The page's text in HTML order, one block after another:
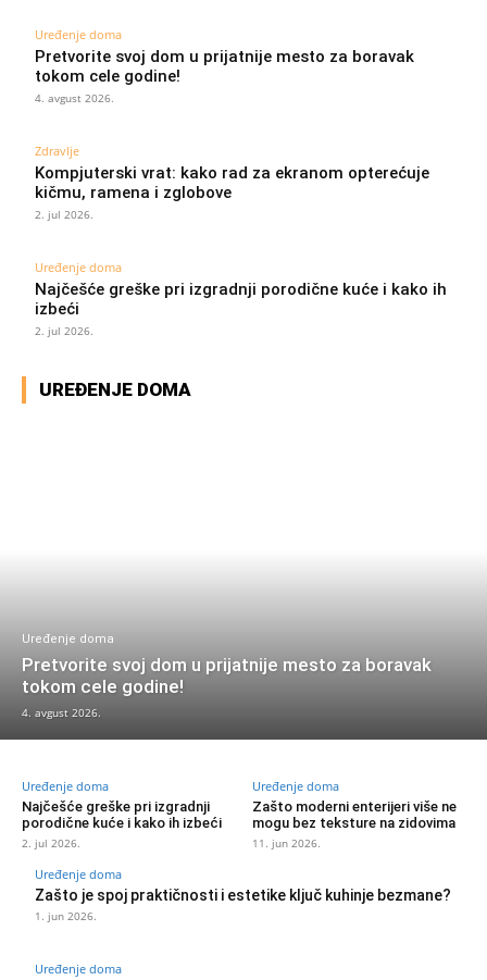
Uređenje doma
Pretvorite svoj dom u prijatnije mesto za boravak
tokom cele godine!
4. avgust 2026.
Zdravlje
Kompjuterski vrat: kako rad za ekranom opterećuje
kičmu, ramena i zglobove
2. jul 2026.
Uređenje doma
Najčešće greške pri izgradnji porodične kuće i kako ih
izbeći
2. jul 2026.
UREĐENJE DOMA
Uređenje doma
Pretvorite svoj dom u prijatnije mesto za boravak
tokom cele godine!
4. avgust 2026.
Uređenje doma
Najčešće greške pri izgradnji
porodične kuće i kako ih izbeći
2. jul 2026.
Uređenje doma
Zašto moderni enterijeri više ne
mogu bez teksture na zidovima
11. jun 2026.
Uređenje doma
Zašto je spoj praktičnosti i estetike ključ kuhinje bezmane?
1. jun 2026.
Uređenje doma